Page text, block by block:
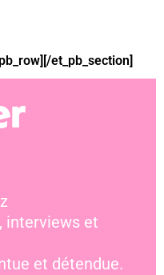
et_pb_section]
interviews et
et détendue.